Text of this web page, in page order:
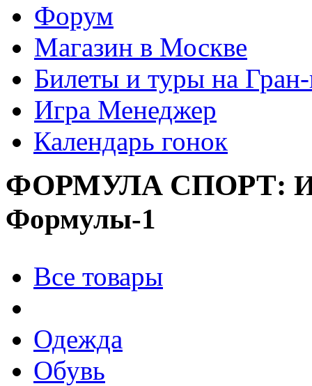
Форум
Магазин в Москве
Билеты и туры на
Игра Менеджер
Календарь гонок
ФОРМУЛА СПОРТ:
Формулы-1
Все товары
Одежда
Обувь